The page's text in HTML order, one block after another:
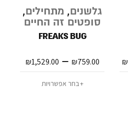
גלשנים, מתחילים,
סופטים זה החיים
FREAKS BUG
₪759.00
–
₪1,529.00
בחר אפשרויות
₪